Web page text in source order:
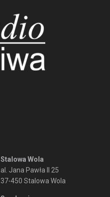
Stalowa Wola
al. Jana Pawła II 25
37-450 Stalowa Wola